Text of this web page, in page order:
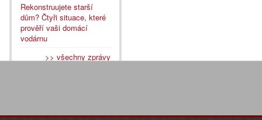
Rekonstruujete starší
dům? Čtyři situace, které
prověří vaši domácí
vodárnu
>> všechny zprávy